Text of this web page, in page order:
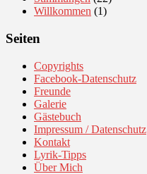
Willkommen (1)
Seiten
Copyrights
Facebook-Datenschutz
Freunde
Galerie
Gästebuch
Impressum / Datenschutz
Kontakt
Lyrik-Tipps
Über Mich